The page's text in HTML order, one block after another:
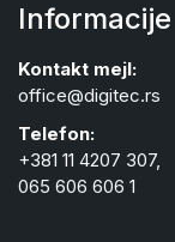
Informacije
Kontakt mejl:
office@digitec.rs
Telefon:
+381 11 4207 307,
065 606 606 1